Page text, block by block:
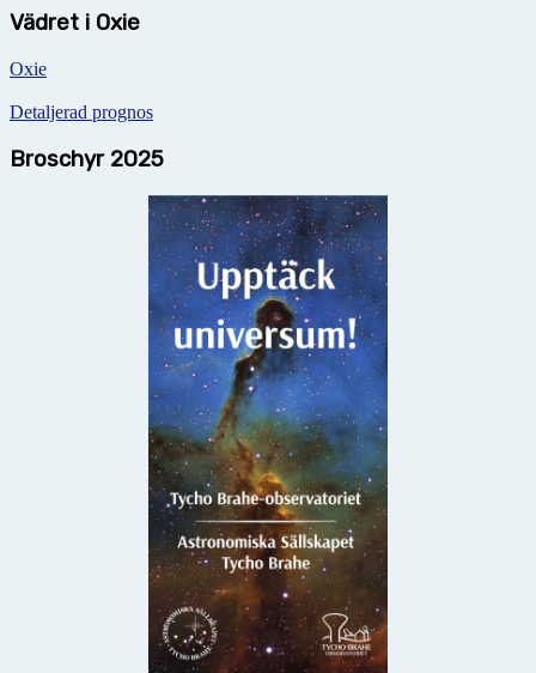
Vädret i Oxie
Oxie
Detaljerad prognos
Broschyr 2025